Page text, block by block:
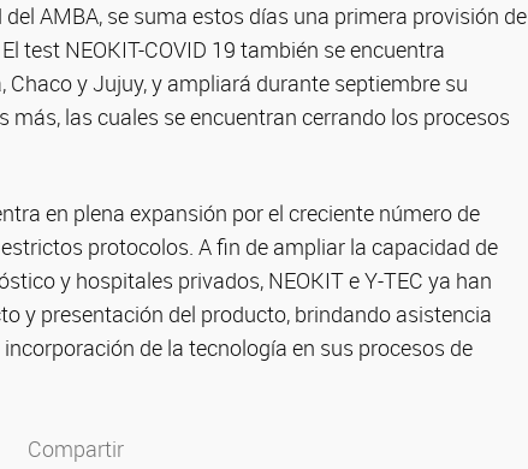
AMBA, se suma estos días una primera provisión de
test NEOKIT-COVID 19 también se encuentra
y Jujuy, y ampliará durante septiembre su
las cuales se encuentran cerrando los procesos
en plena expansión por el creciente número de
protocolos. A fin de ampliar la capacidad de
y hospitales privados, NEOKIT e Y-TEC ya han
y presentación del producto, brindando asistencia
de la tecnología en sus procesos de
Compartir